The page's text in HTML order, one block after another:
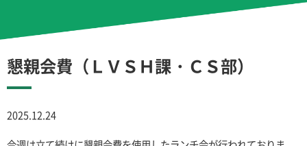
懇親会費（ＬＶＳＨ課・ＣＳ部）
2025.12.24